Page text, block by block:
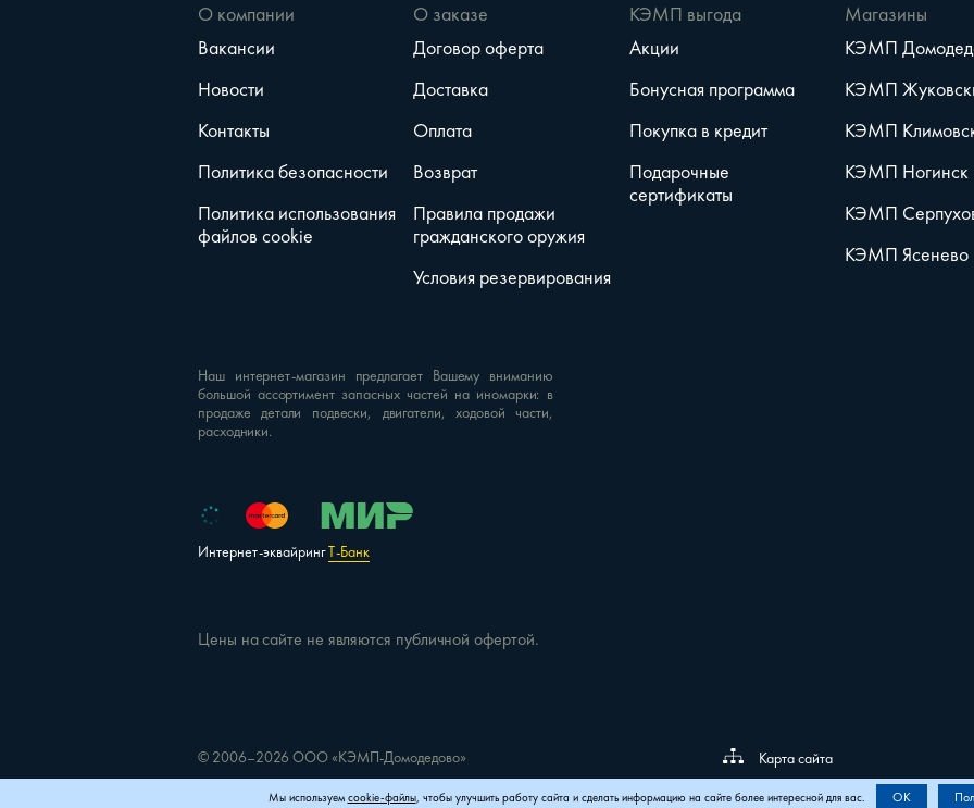
О компании
Вакансии
Новости
Контакты
Политика безопасности
Политика использования
файлов cookie
О заказе
Договор оферта
Доставка
Оплата
Возврат
Правила продажи
гражданского оружия
Условия резервирования
КЭМП выгода
Акции
Бонусная программа
Покупка в кредит
Подарочные
сертификаты
Магазины
КЭМП
КЭМП
КЭМП
КЭМП Ногинск
КЭМП
КЭМП Ясенево
Наш интернет-магазин предлагает Вашему вниманию
большой ассортимент запасных частей на иномарки: в
продаже детали подвески, двигатели, ходовой части,
расходники.
Интернет-эквайрингТ-Банк
Цены на сайте не являются публичной офертой.
© 2006–2026 ООО «КЭМП-Домодедово» Карта сайта
Мы используем cookie-файлы, чтобы улучшить работу сайта и сделать информацию на сайте более интересной для вас. OK